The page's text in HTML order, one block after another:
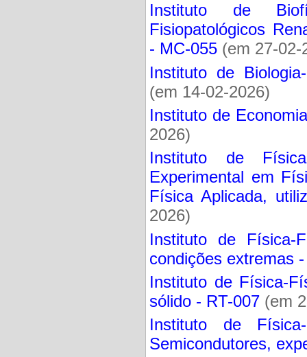
Instituto de
Fisiopatológicos
- MC-055 (em 27-02-
Instituto de
(em 14-02-2026)
Instituto de
2026)
Instituto de
Experimental em
Física Aplicada,
2026)
Instituto de Física-
condições extremas
Instituto de Física-
sólido - RT-007 (em
Instituto de
Semicondutores,